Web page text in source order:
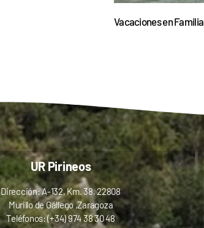
Vacaciones en Familia
UR Pirineos
Dirección: A-132, Km. 38, 22808
Murillo de Gállego ,Zaragoza
Teléfonos: (+34) 974 38 30 48